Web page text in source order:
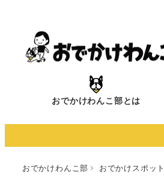
へ
おでかけわんこ部とは
おでかけわんこ部 おでかけスポット